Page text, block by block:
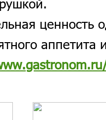
ценность
аппетита